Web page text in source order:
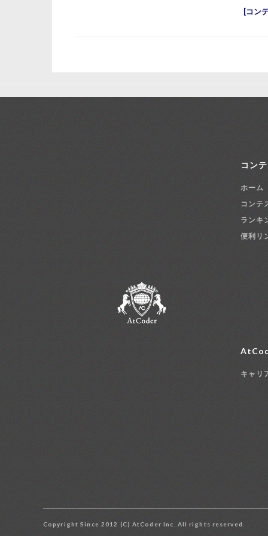
コン
コン
ホーム
コンテ
ランキ
便利リ
キャリ
Copyright Since 2012 (C) AtCoder Inc. All rights reserved.